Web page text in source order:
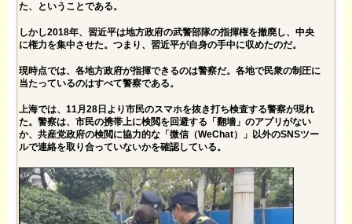
た、ということである。
しかし2018年、習近平は地方政府の武警部隊の指揮権を撤廃し、中央
に権力を集中させた。つまり、習近平が自身の手中に収めたのだ。
現時点では、各地方政府が指揮できるのは警察だ。各地で民衆の制圧に
当たっているのはすべて警察である。
上海では、11月28日より市民のスマホを抜き打ち検査する警察が現れ
た。警察は、市民の携帯上に検閲を回避する「翻墻」のアプリがない
か、共産党政府の検閲に協力的な「微信（WeChat）」以外のSNSツー
ルで連絡を取り合っていないかを確認している。